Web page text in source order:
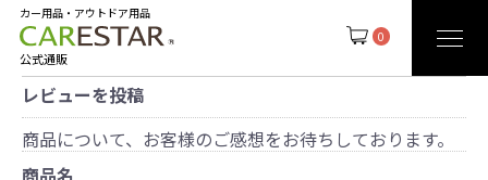
0
カー用品・アウトドア用品
公式通販
レビューを投稿
商品について、お客様のご感想をお待ちしております。
商品名